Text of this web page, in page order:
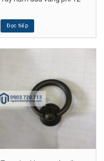
Đọc tiếp